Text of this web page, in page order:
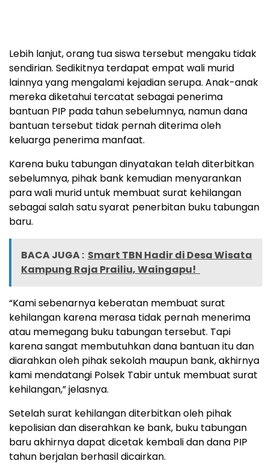
Lebih lanjut, orang tua siswa tersebut mengaku tidak
sendirian. Sedikitnya terdapat empat wali murid
lainnya yang mengalami kejadian serupa. Anak-anak
mereka diketahui tercatat sebagai penerima
bantuan PIP pada tahun sebelumnya, namun dana
bantuan tersebut tidak pernah diterima oleh
keluarga penerima manfaat.
Karena buku tabungan dinyatakan telah diterbitkan
sebelumnya, pihak bank kemudian menyarankan
para wali murid untuk membuat surat kehilangan
sebagai salah satu syarat penerbitan buku tabungan
baru.
BACA JUGA : Smart TBN Hadir di Desa Wisata
Kampung Raja Prailiu, Waingapu!
“Kami sebenarnya keberatan membuat surat
kehilangan karena merasa tidak pernah menerima
atau memegang buku tabungan tersebut. Tapi
karena sangat membutuhkan dana bantuan itu dan
diarahkan oleh pihak sekolah maupun bank, akhirnya
kami mendatangi Polsek Tabir untuk membuat surat
kehilangan,” jelasnya.
Setelah surat kehilangan diterbitkan oleh pihak
kepolisian dan diserahkan ke bank, buku tabungan
baru akhirnya dapat dicetak kembali dan dana PIP
tahun berjalan berhasil dicairkan.